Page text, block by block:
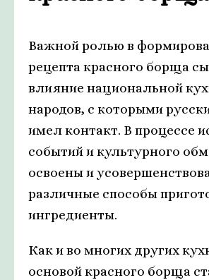
Важной ролью в
рецепта красного борща
влияние национальной
народов, с которыми
имел контакт. В процессе
событий и культурного
освоены и
различные способы
ингредиенты.
Как и во многих других
основой красного борща